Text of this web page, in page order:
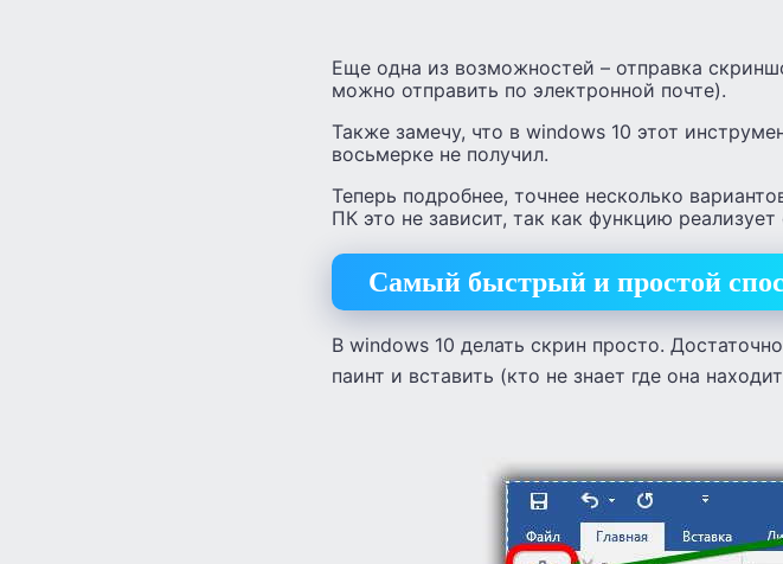
Еще одна из возможностей – отправка
можно отправить по электронной почте).
Также замечу, что в windows 10 этот
восьмерке не получил.
Теперь подробнее, точнее несколько
ПК это не зависит, так как функцию
Самый быстрый и простой
В windows 10 делать скрин просто.
паинт и вставить (кто не знает где она